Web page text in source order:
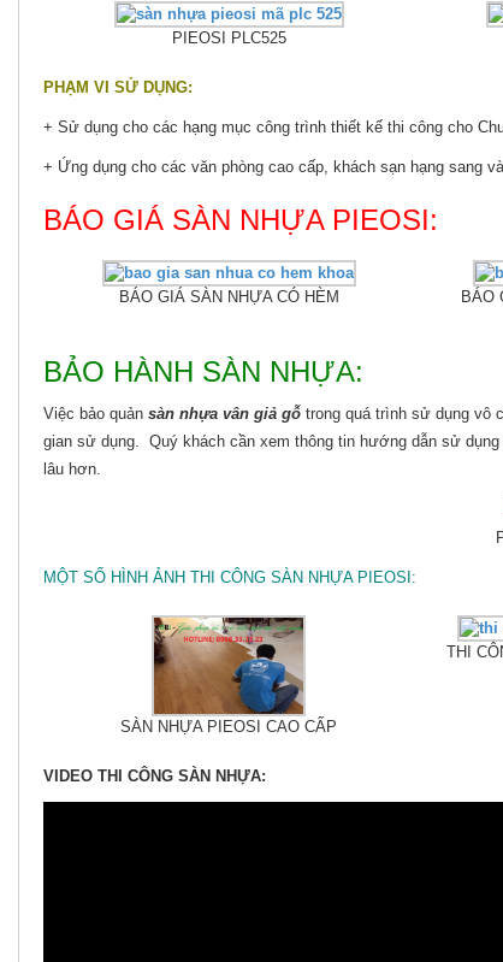
PIEOSI PLC525
PHẠM VI SỬ DỤNG:
+ Sử dụng cho các hạng mục công trình thiết kế thi công cho
+ Ứng dụng cho các văn phòng cao cấp, khách sạn hạng sang
BÁO GIÁ SÀN NHỰA PIEOSI:
BÁO GIÁ SÀN NHỰA CÓ HÈM BÁO
BẢO HÀNH SÀN NHỰA:
Việc bảo quản sàn nhựa vân giả gỗ trong quá trình sử dụng vô
gian sử dụng. Quý khách cần xem thông tin hướng dẫn sử
lâu hơn.
MỘT SỐ HÌNH ẢNH THI CÔNG SÀN NHỰA PIEOSI:
SÀN NHỰA PIEOSI CAO CẤP
THI
VIDEO THI CÔNG SÀN NHỰA: